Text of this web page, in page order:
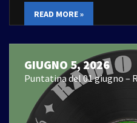
READ MORE »
GIUGNO 5, 2026
Puntatina del 01 giugno –